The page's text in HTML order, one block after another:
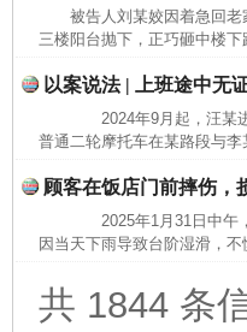
被告人刘某姣因着急回
三楼阳台抛下，正巧砸中楼
以案说法 | 上班途中无
2024年9月起，汪某进
普通二轮摩托车在某路段与
顾客在饭店门前摔伤，
2025年1月31日中午，
因当天下雨导致台阶湿滑，
共 1844 条